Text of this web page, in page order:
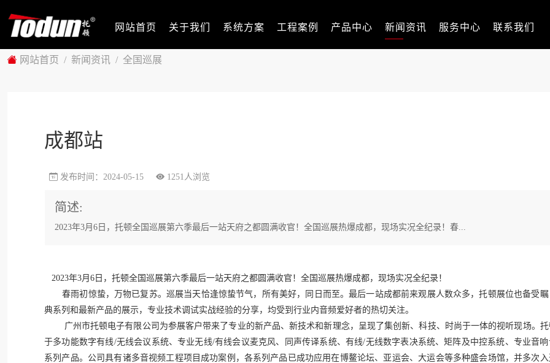
网站首页 关于我们 系统方案 工程案例 产品中心 新闻资讯 服务中心 联系我们
网站首页 新闻资讯 全国巡展
成都站
发布时间：2024-05-15 1251人浏览
简述:
2023年3月6日，托顿全国巡展第六季最后一站天府之都圆满收官！全国巡展热爆成都，现场实况全纪录！春...
2023年3月6日，托顿全国巡展第六季最后一站天府之都圆满收官！全国巡展热爆成都，现场实况全纪录！
春雨初惊蛰，万物已复苏。巡展当天恰逢惊蛰节气，所有美好，同日而至。最后一站成都前来观展人数众多，托顿展位也备受瞩
典系列和最新产品的展示，专业技术调试实战经验的分享，均受到行业内音频爱好者的热切关注。
广州市托顿电子有限公司为参展客户带来了专业的新产品、新技术和新理念，呈现了集创新、科技、时尚于一体的视听现场。托
于多功能数字有线/无线会议系统、专业无线/有线会议麦克风、同声传译系统、有线/无线数字表决系统、矩阵及中控系统、专业音
系列产品。公司具有诸多音视频工程项目成功案例，各系列产品已成功应用在博鳌论坛、亚运会、大运会等多种盛会场馆，并多次